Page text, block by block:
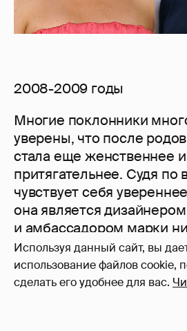
Используя данный сайт, вы
использование файлов cookie,
сделать его удобнее для вас.
2008-2009 годы
Многие поклонники
уверены, что после
стала еще женственнее и
притягательнее. Судя по
чувствует себя
она является дизайнером
и амбассадором марки
Triumph. Лицом (и телом)
сама Тайлер.
После долгого перерыва
актриса и на большие